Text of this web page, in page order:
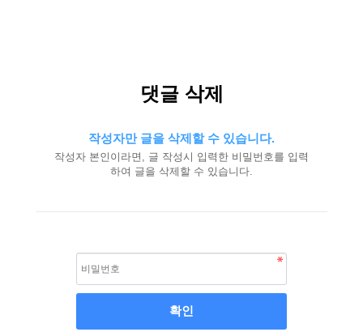
댓글 삭제
작성자만 글을 삭제할 수 있습니다.
작성자 본인이라면, 글 작성시 입력한 비밀번호를 입력
하여 글을 삭제할 수 있습니다.